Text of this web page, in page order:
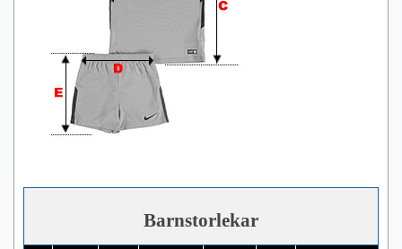
Barnstorlekar